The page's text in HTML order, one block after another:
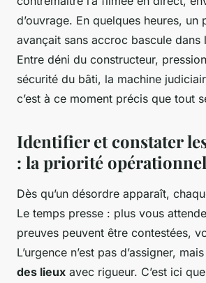
d’ouvrage. En quelques heures, un
avançait sans accroc bascule dans
Entre déni du constructeur,
sécurité du bâti, la machine
c’est à ce moment précis que tout
Identifier et constater
: la priorité
Dès qu’un désordre apparaît,
Le temps presse : plus vous
preuves peuvent être contestées,
L’urgence n’est pas d’assigner,
des lieux avec rigueur. C’est ici